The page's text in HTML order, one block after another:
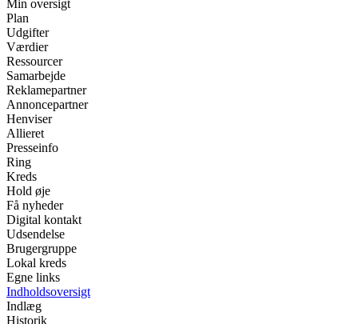
Min oversigt
Plan
Udgifter
Værdier
Ressourcer
Samarbejde
Reklamepartner
Annoncepartner
Henviser
Allieret
Presseinfo
Ring
Kreds
Hold øje
Få nyheder
Digital kontakt
Udsendelse
Brugergruppe
Lokal kreds
Egne links
Indholdsoversigt
Indlæg
Historik